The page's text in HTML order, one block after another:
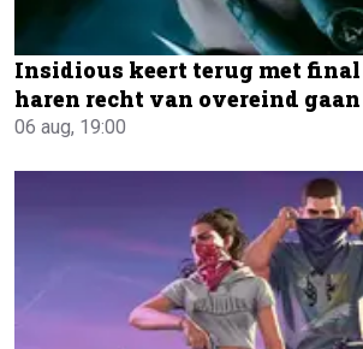
Insidious keert terug met
haren recht van overeind
06 aug, 19:00